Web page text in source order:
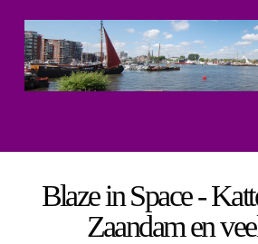
Blaze in Space -
Zaandam en